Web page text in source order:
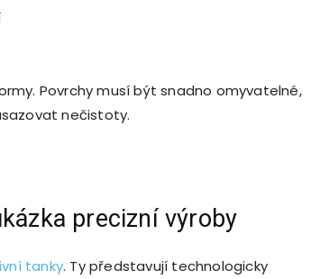
Povrchy musí být snadno omyvatelné,
nečistoty.
precizní výroby
tanky. Ty představují technologicky